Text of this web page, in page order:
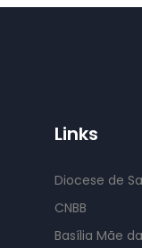
Links
Diocese de
CNBB
Basília Mãe